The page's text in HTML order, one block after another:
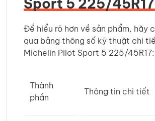
Sport 5 225/45R17
Để hiểu rõ hơn về sản phẩm, hãy
qua bảng thông số kỹ thuật chi
Michelin Pilot Sport 5 225/45R17:
Thành
phần
Thông tin chi tiết